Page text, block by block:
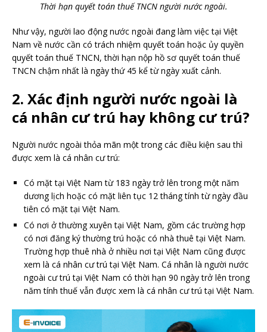
Thời hạn quyết toán thuế TNCN người nước ngoài.
Như vậy, người lao động nước ngoài đang làm việc tại Việt
Nam về nước cần có trách nhiệm quyết toán hoặc ủy quyền
quyết toán thuế TNCN, thời hạn nộp hồ sơ quyết toán thuế
TNCN chậm nhất là ngày thứ 45 kể từ ngày xuất cảnh.
2. Xác định người nước ngoài là
cá nhân cư trú hay không cư trú?
Người nước ngoài thỏa mãn một trong các điều kiện sau thì
được xem là cá nhân cư trú:
Có mặt tại Việt Nam từ 183 ngày trở lên trong một năm
dương lịch hoặc có mặt liên tục 12 tháng tính từ ngày đầu
tiên có mặt tại Việt Nam.
Có nơi ở thường xuyên tại Việt Nam, gồm các trường hợp
có nơi đăng ký thường trú hoặc có nhà thuê tại Việt Nam.
Trường hợp thuê nhà ở nhiều nơi tại Việt Nam cũng được
xem là cá nhân cư trú tại Việt Nam. Cá nhân là người nước
ngoài cư trú tại Việt Nam có thời hạn 90 ngày trở lên trong
năm tính thuế vẫn được xem là cá nhân cư trú tại Việt Nam.